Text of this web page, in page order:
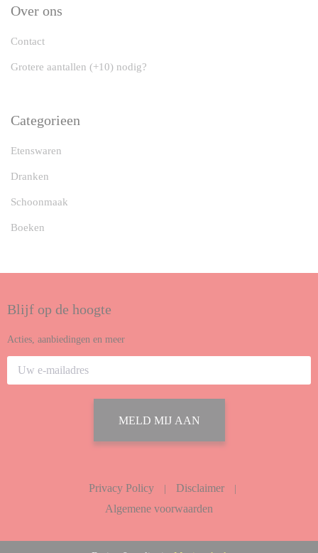
Over ons
Contact
Grotere aantallen (+10) nodig?
Categorieen
Etenswaren
Dranken
Schoonmaak
Boeken
Blijf op de hoogte
Acties, aanbiedingen en meer
MELD MIJ AAN
Privacy Policy Disclaimer
Algemene voorwaarden